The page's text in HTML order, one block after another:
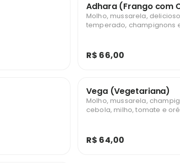
Adhara (Frango com
Molho, mussarela,
temperado, champignons
R$ 66,00
Vega (Vegetariana)
Molho, mussarela,
cebola, milho, tomate e
R$ 64,00